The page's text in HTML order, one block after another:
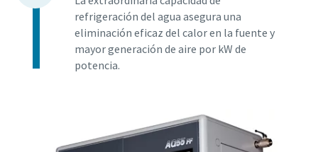
refrigeración del agua asegura una
eliminación eficaz del calor en la fuente y
mayor generación de aire por kW de
potencia.